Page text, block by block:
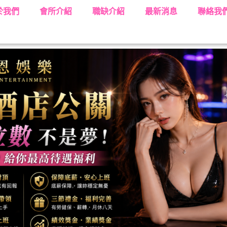
我們 會所介紹 職缺介紹 最新消息 聯絡我